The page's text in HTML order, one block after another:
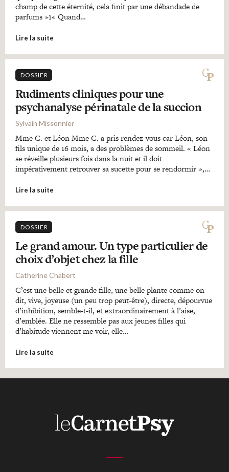
champ de cette éternité, cela finit par une débandade de
parfums »1« Quand…
Lire la suite
DOSSIER
Rudiments cliniques pour une
psychanalyse périnatale de la succion
Sylvain Missonnier
Mme C. et Léon Mme C. a pris rendez-vous car Léon, son
fils unique de 16 mois, a des problèmes de sommeil. « Léon
se réveille plusieurs fois dans la nuit et il doit
impérativement retrouver sa sucette pour se rendormir »,…
Lire la suite
DOSSIER
Le grand amour. Un type particulier de
choix d’objet chez la fille
Catherine Chabert
C’est une belle et grande fille, une belle plante comme on
dit, vive, joyeuse (un peu trop peut-être), directe, dépourvue
d’inhibition, semble-t-il, et extraordinairement à l’aise,
d’emblée. Elle ne ressemble pas aux jeunes filles qui
d’habitude viennent me voir, elle…
Lire la suite